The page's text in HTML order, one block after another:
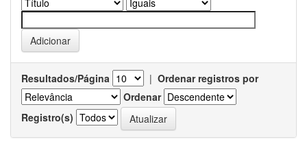
Resultados/Página | Ordenar registros por
Ordenar
Registro(s)